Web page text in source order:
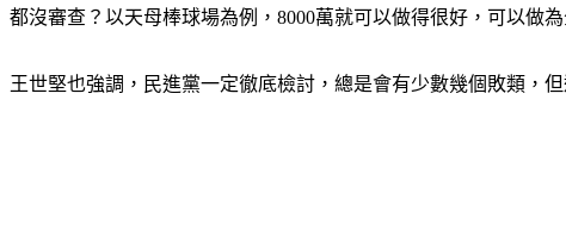
都沒審查？以天母棒球場為例，8000萬就可以做得很好，可以做為
王世堅也強調，民進黨一定徹底檢討，總是會有少數幾個敗類，